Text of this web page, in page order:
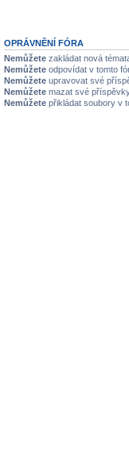
OPRÁVNĚNÍ FÓRA
Nemůžete zakládat nová
Nemůžete odpovídat v tomto
Nemůžete upravovat své
Nemůžete mazat své
Nemůžete přikládat soubory v